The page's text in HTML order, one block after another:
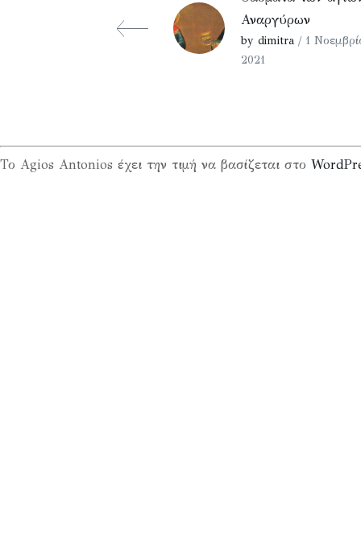
Αναργύρων
by dimitra / 1
2021
Το Agios Antonios έχει την τιμή να βασίζεται στο